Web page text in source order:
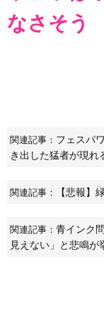
なさそう
関連記事： フェスパ
き出した猛者が現れ
関連記事： 【悲報】
関連記事： 青インク
見えない」と悲鳴が